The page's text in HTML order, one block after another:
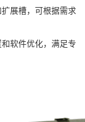
展槽，可根据需求
软件优化，满足专